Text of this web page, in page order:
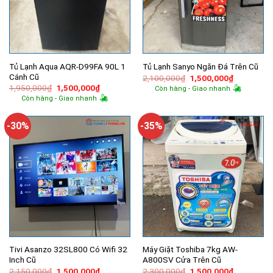
Tủ Lạnh Aqua AQR-D99FA 90L 1
Cánh Cũ
1,950,000₫ Giá
gốc
là:
1,500,000₫Giá
hiện
tại
1,500,000₫.
Còn hàng - Giao nhanh
Tủ Lạnh Sanyo Ngăn Đá Trên Cũ
2,100,000₫ Giá
gốc
là:
1,500,000₫Giá
hiện
tại
Còn hàng - Giao nhanh
-30%
Tivi Asanzo 32SL800 Có Wifi 32
Inch Cũ
2,150,000₫ Giá
1,500,000₫Giá
-35%
Máy Giặt Toshiba 7kg AW-
A800SV Cửa Trên Cũ
2,300,000₫ Giá
1,500,000₫Giá